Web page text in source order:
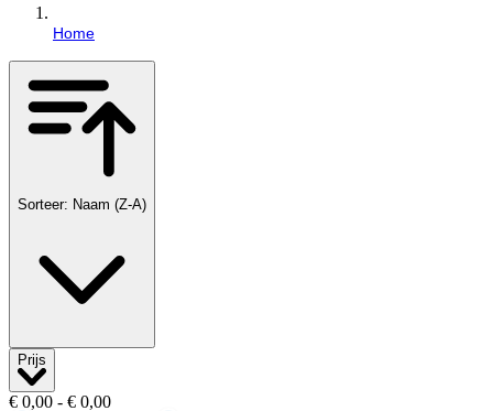
Home
Sorteer: Naam (Z-A)
Prijs
€ 0,00 - € 0,00